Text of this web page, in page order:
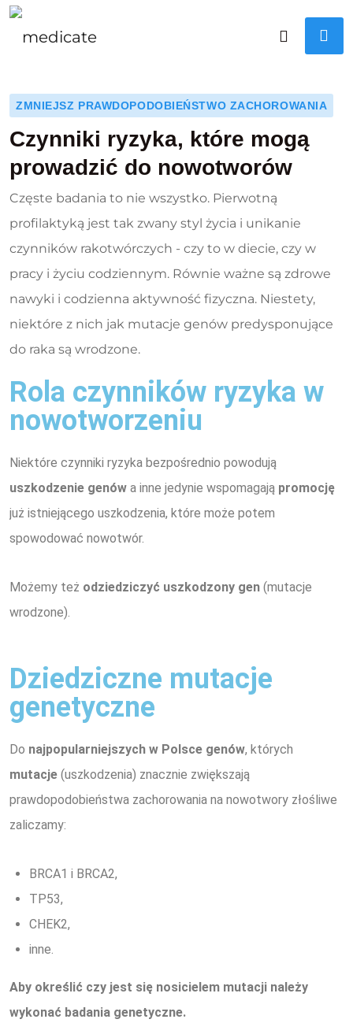
ZMNIEJSZ PRAWDOPODOBIEŃSTWO ZACHOROWANIA
Czynniki ryzyka, które mogą
prowadzić do nowotworów
Częste badania to nie wszystko. Pierwotną
profilaktyką jest tak zwany styl życia i unikanie
czynników rakotwórczych - czy to w diecie, czy w
pracy i życiu codziennym. Równie ważne są zdrowe
nawyki i codzienna aktywność fizyczna. Niestety,
niektóre z nich jak mutacje genów predysponujące
do raka są wrodzone.
Rola czynników ryzyka w
nowotworzeniu
Niektóre czynniki ryzyka bezpośrednio powodują
uszkodzenie genów a inne jedynie wspomagają promocję
już istniejącego uszkodzenia, które może potem
spowodować nowotwór.
Możemy też odziedziczyć uszkodzony gen (mutacje
wrodzone).
Dziedziczne mutacje
genetyczne
Do najpopularniejszych w Polsce genów, których
mutacje (uszkodzenia) znacznie zwiększają
prawdopodobieństwa zachorowania na nowotwory złośliwe
zaliczamy:
BRCA1 i BRCA2,
TP53,
CHEK2,
inne.
Aby określić czy jest się nosicielem mutacji należy
wykonać badania genetyczne.